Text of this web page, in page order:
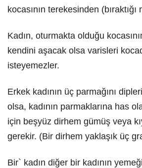
kocasının terekesinden
Kadın, oturmakta olduğu
kendini aşacak olsa varisleri
isteyemezler.
Erkek kadının üç parmağını
olsa, kadının parmaklarına has
için beşyüz dirhem gümüş veya
gerekir. (Bir dirhem yaklaşık üç
Bir` kadın diğer bir kadının